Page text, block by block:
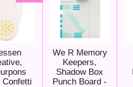
Confetti
We R Memory
Keepers,
Shadow Box
Punch Board -